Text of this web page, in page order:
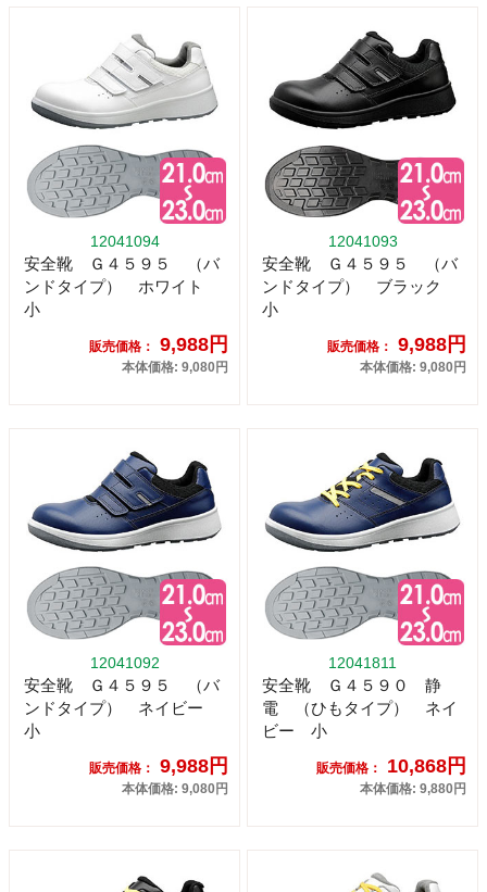
12041094
安全靴 Ｇ４５９５ （バ
ンドタイプ） ホワイト
小
販売価格： 9,988円
本体価格: 9,080円
12041093
安全靴 Ｇ４５９５ （バ
ンドタイプ） ブラック
小
販売価格： 9,988円
本体価格: 9,080円
12041092
安全靴 Ｇ４５９５ （バ
ンドタイプ） ネイビー
小
販売価格： 9,988円
本体価格: 9,080円
12041811
安全靴 Ｇ４５９０ 静
電 （ひもタイプ） ネイ
ビー 小
販売価格： 10,868円
本体価格: 9,880円